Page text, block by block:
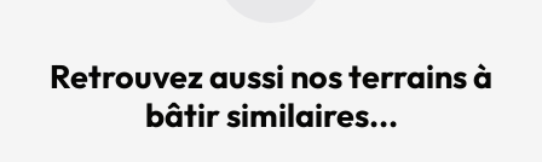
Retrouvez aussi nos terrains à
bâtir similaires...